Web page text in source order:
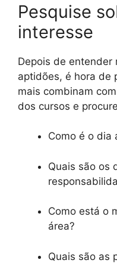
Pesquise
interesse
Depois de entender
aptidões, é hora de
mais combinam
dos cursos e
Como é o dia
Quais são os
Como está o
área?
Quais são as